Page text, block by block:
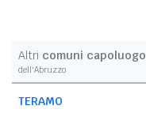
Altri comuni capoluogo
dell'Abruzzo
TERAMO